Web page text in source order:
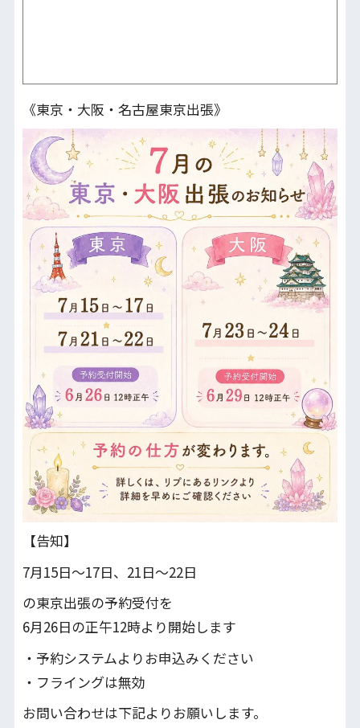
《東京・大阪・名古屋東京出張》
【告知】
7月15日〜17日、21日～22日
の東京出張の予約受付を
6月26日の正午12時より開始します
・予約システムよりお申込みください
・フライングは無効
お問い合わせは下記よりお願いします。